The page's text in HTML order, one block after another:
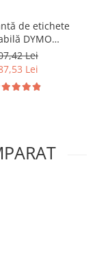
de etichete
DYMO
160 cu
pentru
și identificare
birou S0946320
Lei
Lei